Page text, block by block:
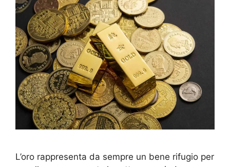
L’oro rappresenta da sempre un bene rifugio per